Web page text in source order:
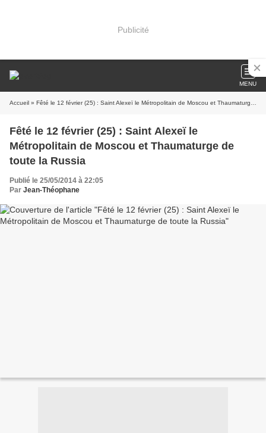
Publicité
MENU
Accueil » Fêté le 12 février (25) : Saint Alexeï le Métropolitain de Moscou et Thaumaturge de toute la Russia
Fêté le 12 février (25) : Saint Alexeï le
Métropolitain de Moscou et Thaumaturge de
toute la Russia
Publié le 25/05/2014 à 22:05
Par Jean-Théophane